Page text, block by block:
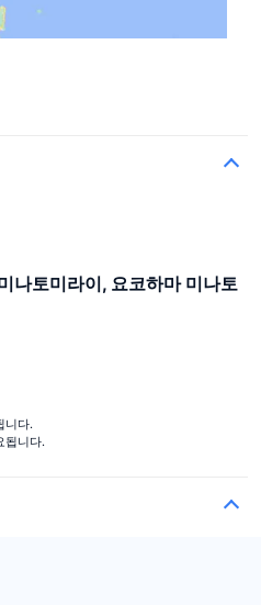
나토미라이, 요코하마 미나토
니다.
됩니다.